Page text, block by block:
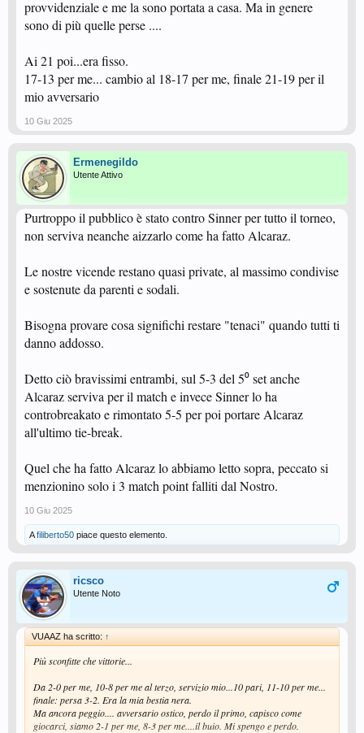
provvidenziale e me la sono portata a casa. Ma in genere
sono di più quelle perse ....
Ai 21 poi...era fisso.
17-13 per me... cambio al 18-17 per me, finale 21-19 per il
mio avversario
10 Giu 2025
Ermenegildo
Utente Attivo
Purtroppo il pubblico è stato contro Sinner per tutto il torneo,
non serviva neanche aizzarlo come ha fatto Alcaraz.
Le nostre vicende restano quasi private, al massimo condivise
e sostenute da parenti e sodali.
Bisogna provare cosa significhi restare "tenaci" quando tutti ti
danno addosso.
Detto ciò bravissimi entrambi, sul 5-3 del 5⁰ set anche
Alcaraz serviva per il match e invece Sinner lo ha
controbreakato e rimontato 5-5 per poi portare Alcaraz
all'ultimo tie-break.
Quel che ha fatto Alcaraz lo abbiamo letto sopra, peccato si
menzionino solo i 3 match point falliti dal Nostro.
10 Giu 2025
Afiliberto50 piace questo elemento.
ricsco
Utente Noto
VUAAZ ha scritto: ↑
Più sconfitte che vittorie...
Da 2-0 per me, 10-8 per me al terzo, servizio mio...10 pari, 11-10 per me...
finale: persa 3-2. Era la mia bestia nera.
Ma ancora peggio.... avversario ostico, perdo il primo, capisco come
giocarci, siamo 2-1 per me, 8-3 per me....il buio. Mi spengo e perdo.